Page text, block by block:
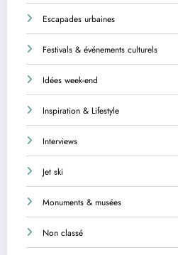
Escapades urbaines
Festivals & événements culturels
Idées week-end
Inspiration & Lifestyle
Interviews
Jet ski
Monuments & musées
Non classé